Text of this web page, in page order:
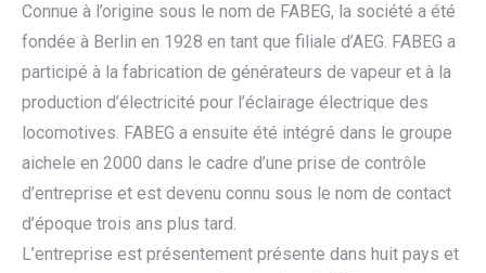
Connue à l’origine sous le nom de FABEG, la société a été
fondée à Berlin en 1928 en tant que filiale d’AEG. FABEG a
participé à la fabrication de générateurs de vapeur et à la
production d’électricité pour l’éclairage électrique des
locomotives. FABEG a ensuite été intégré dans le groupe
aichele en 2000 dans le cadre d’une prise de contrôle
d’entreprise et est devenu connu sous le nom de contact
d’époque trois ans plus tard.
L’entreprise est présentement présente dans huit pays et